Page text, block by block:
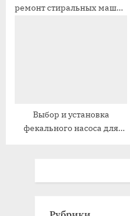
ремонт стиральных машин
Выбор и установка
фекального насоса для